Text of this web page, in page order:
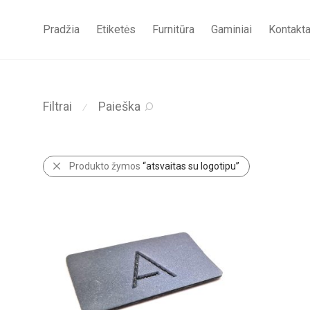
Pradžia Etiketės Furnitūra Gaminiai
Filtrai ⁄ Paieška
Produkto žymos “atsvaitas su logotipu”